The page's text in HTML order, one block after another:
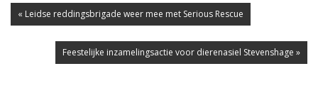
« Leidse reddingsbrigade weer mee met Serious Rescue
Feestelijke inzamelingsactie voor dierenasiel Stevenshage »